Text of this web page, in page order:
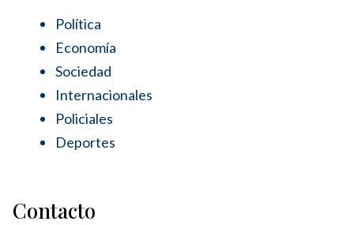
Política
Economía
Sociedad
Internacionales
Policiales
Deportes
Contacto